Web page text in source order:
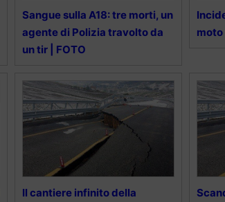
Sangue sulla A18: tre morti, un
agente di Polizia travolto da
un tir | FOTO
Il cantiere infinito della